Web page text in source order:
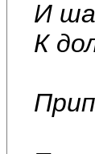
И
К